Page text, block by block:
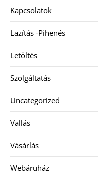
Kapcsolatok
Lazítás -Pihenés
Letöltés
Szolgáltatás
Uncategorized
Vallás
Vásárlás
Webáruház